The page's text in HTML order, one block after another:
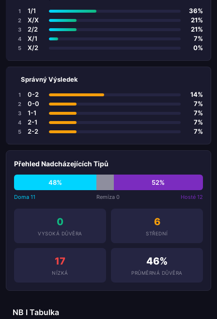
1 1/1 36%
2 X/X 21%
3 2/2 21%
4 X/1 7%
5 X/2 0%
Správný Výsledek
1 0-2 14%
2 0-0 7%
3 1-1 7%
4 2-1 7%
5 2-2 7%
Přehled Nadcházejících Tipů
48% 52%
Doma 11 Remíza 0 Hosté 12
0
VYSOKÁ DŮVĚRA
6
STŘEDNÍ
17
NÍZKÁ
46%
PRŮMĚRNÁ DŮVĚRA
NB I Tabulka